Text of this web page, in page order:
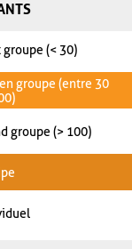
groupe (< 30)
groupe (entre 30
groupe (> 100)